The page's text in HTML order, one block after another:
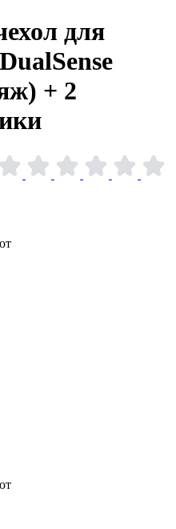
для
+ 2